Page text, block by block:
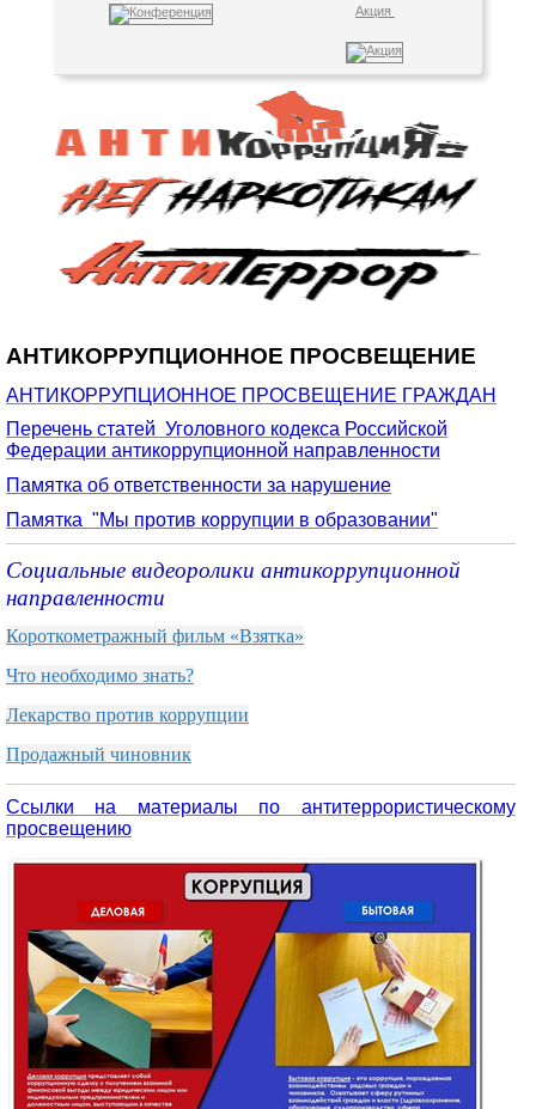
Акция
АНТИКОРРУПЦИОННОЕ ПРОСВЕЩЕНИЕ
АНТИКОРРУПЦИОННОЕ ПРОСВЕЩЕНИЕ ГРАЖДАН
Перечень статей Уголовного кодекса Российской
Федерации антикоррупционной направленности
Памятка об ответственности за нарушение
Памятка "Мы против коррупции в образовании"
Социальные видеоролики антикоррупционной
направленности
Короткометражный фильм «Взятка»
Что необходимо знать?
Лекарство против коррупции
Продажный чиновник
Ссылки на материалы по антитеррористическому
просвещению